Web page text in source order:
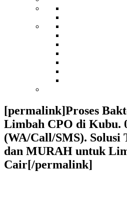
[permalink]Proses
Limbah CPO di Kubu.
(WA/Call/SMS). Solusi
dan MURAH untuk
Cair[/permalink]